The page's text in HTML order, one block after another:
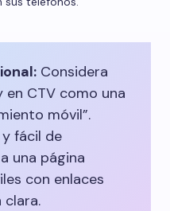
Considera
CTV como una
móvil”.
fácil de
una página
con enlaces
clara.